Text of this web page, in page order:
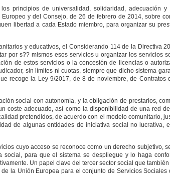
principios de universalidad, solidaridad, adecuación y
y del Consejo, de 26 de febrero de 2014, sobre
libertad a cada Estado miembro, para organizar su
y educativos, el Considerando 114 de la Directiva
por s?? mismos esos servicios u organizar los servicios
de estos servicios o la concesión de licencias o
sin límites ni cuotas, siempre que dicho sistema
recoge la Ley 9/2017, de 8 de noviembre, de Contratos
social con autonomía, y la obligación de prestarlos,
coste adecuado, así como la disponibilidad de una red
pretendidos, de acuerdo con el modelo comunitario,
de algunas entidades de iniciativa social no lucrativa,
cuyo acceso se reconoce como un derecho subjetivo,
para que el sistema se despliegue y lo haga
Un papel clave del tercer sector social que
la Unión Europea para el conjunto de Servicios Sociales